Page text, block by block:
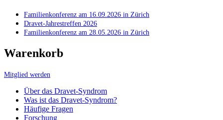
Familienkonferenz am 16.09.2026 in Zürich
Dravet-Jahrestreffen 2026
Familienkonferenz am 28.05.2026 in Zürich
Warenkorb
Mitglied werden
Über das Dravet-Syndrom
Was ist das Dravet-Syndrom?
Häufige Fragen
Forschung